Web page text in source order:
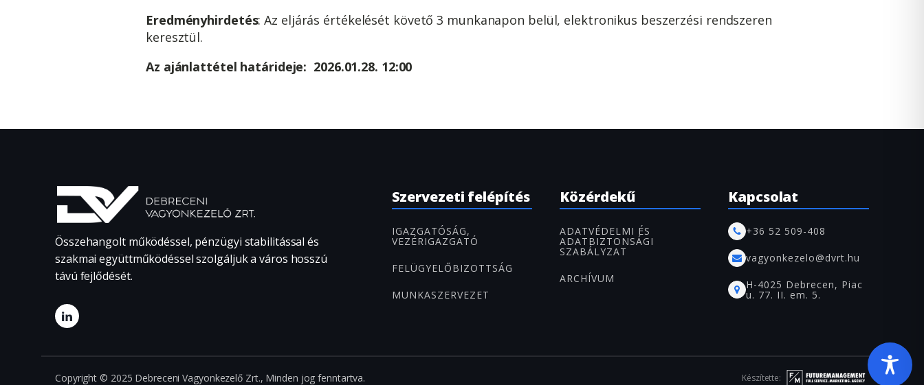
Eredményhirdetés: Az eljárás értékelését követő 3 munkanapon belül, elektronikus beszerzési rendszeren
keresztül.
Az ajánlattétel határideje: 2026.01.28. 12:00
Összehangolt működéssel, pénzügyi stabilitással és
szakmai együttműködéssel szolgáljuk a város hosszú
távú fejlődését.
Szervezeti felépítés
IGAZGATÓSÁG,
VEZÉRIGAZGATÓ
FELÜGYELŐBIZOTTSÁG
MUNKASZERVEZET
Közérdekű
ADATVÉDELMI ÉS
ADATBIZTONSÁGI
SZABÁLYZAT
ARCHÍVUM
Kapcsolat
+36 52 509-408
vagyonkezelo@dvrt.hu
H-4025 Debrecen, Piac
u. 77. II. em. 5.
Copyright © 2025 Debreceni Vagyonkezelő Zrt., Minden jog fenntartva. Készítette: